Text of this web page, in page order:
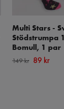
Multi Stars -
Stödstrumpa
Bomull, 1 par
149 kr 89 kr